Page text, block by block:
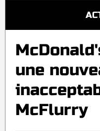
une
McFlurry